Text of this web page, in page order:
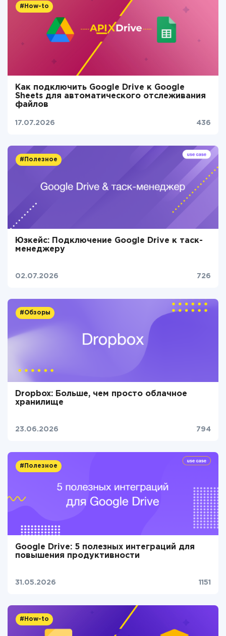
#How-to
Как подключить Google Drive к Google
Sheets для автоматического отслеживания
файлов
17.07.2026 436
#Полезное
Юзкейс: Подключение Google Drive к таск-
менеджеру
02.07.2026 726
#Обзоры
Dropbox: Больше, чем просто облачное
хранилище
23.06.2026 794
#Полезное
Google Drive: 5 полезных интеграций для
повышения продуктивности
31.05.2026 1151
#How-to